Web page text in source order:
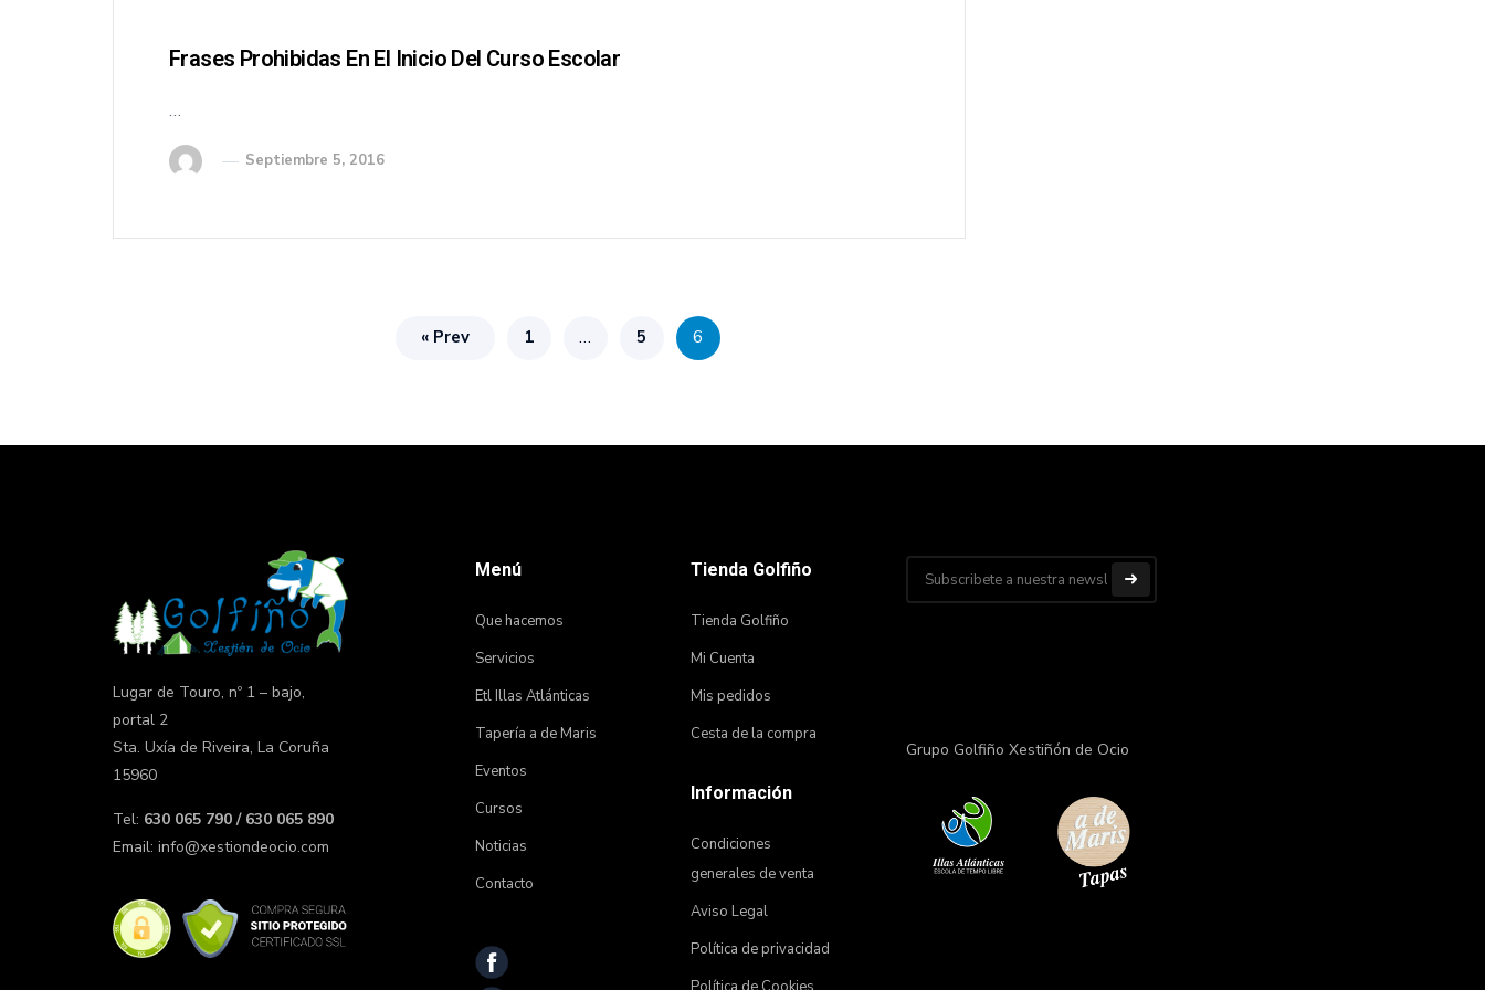
Frases Prohibidas En El Inicio Del Curso Escolar
…
Septiembre 5, 2016
« Prev 1 … 5 6
Lugar de Touro, nº 1 – bajo,
portal 2
Sta. Uxía de Riveira, La Coruña
15960
Tel: 630 065 790 / 630 065 890
Email: info@xestiondeocio.com
Menú
Que hacemos
Servicios
Etl Illas Atlánticas
Tapería a de Maris
Eventos
Cursos
Noticias
Contacto
Tienda Golfiño
Tienda Golfiño
Mi Cuenta
Mis pedidos
Cesta de la compra
Información
Condiciones
generales de venta
Aviso Legal
Política de privacidad
Grupo Golfiño Xestiñón de Ocio